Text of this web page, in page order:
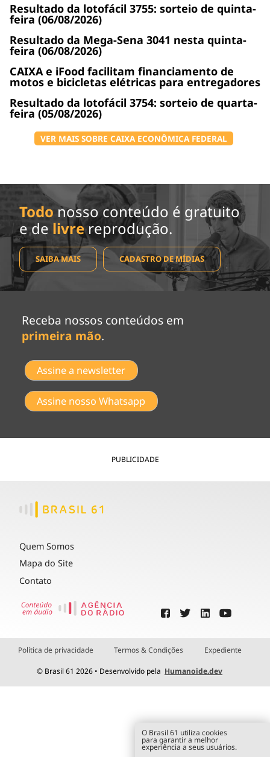
Resultado da lotofácil 3755: sorteio de quinta-
feira (06/08/2026)
Resultado da Mega-Sena 3041 nesta quinta-
feira (06/08/2026)
CAIXA e iFood facilitam financiamento de
motos e bicicletas elétricas para entregadores
Resultado da lotofácil 3754: sorteio de quarta-
feira (05/08/2026)
VER MAIS SOBRE CAIXA ECONÔMICA FEDERAL
Todo nosso conteúdo é gratuito
e de livrereprodução.
SAIBA MAIS CADASTRO DE MÍDIAS
Receba nossos conteúdos em
primeira mão.
Assine a newsletter
Assine nosso Whatsapp
PUBLICIDADE
Quem Somos
Mapa do Site
Contato
Política de privacidade Termos & Condições Expediente
© Brasil 61 2026 • Desenvolvido pela Humanoide.dev
O Brasil 61 utiliza cookies
para garantir a melhor
experiência a seus usuários.